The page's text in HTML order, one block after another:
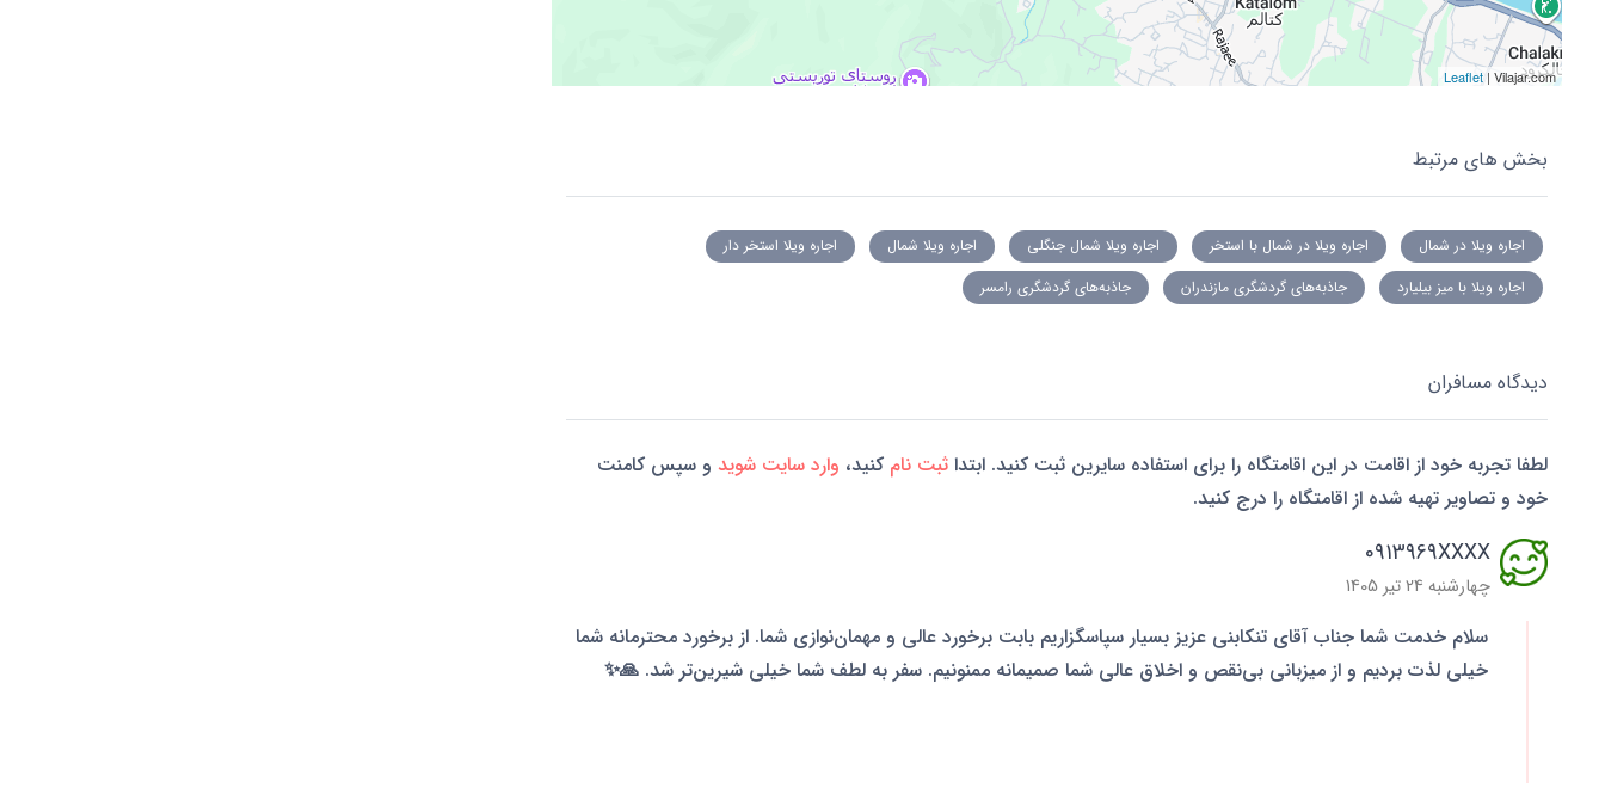
Leaflet | Vilajar.com
بخش های مرتبط
اجاره ویلا در شمال اجاره ویلا در شمال با استخر اجاره ویلا شمال جنگلی اجاره ویلا شمال
اجاره ویلا استخر دار
اجاره ویلا با میز بیلیارد
جاذبه‌های گردشگری مازندران جاذبه‌های گردشگری رامسر
دیدگاه مسافران
لطفا تجربه خود از اقامت در این اقامتگاه را برای استفاده سایرین ثبت کنید. ابتدا ثبت نام کنید، وارد سایت شوید و سپس کامنت
خود و تصاویر تهیه شده از اقامتگاه را درج کنید.
0913969XXXX
چهارشنبه 24 تیر 1405
سلام خدمت شما جناب آقای تنکابنی عزیز بسیار سپاسگزاریم بابت برخورد عالی و مهمان‌نوازی شما. از برخورد محترمانه شما
خیلی لذت بردیم و از میزبانی بی‌نقص و اخلاق عالی شما صمیمانه ممنونیم. سفر به لطف شما خیلی شیرین‌تر شد. 🙏✨